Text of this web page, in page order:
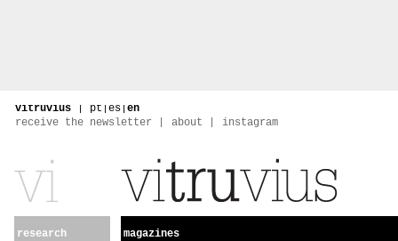
vitruvius | pt | es | en
receive the newsletter
about instagram
research
magazines